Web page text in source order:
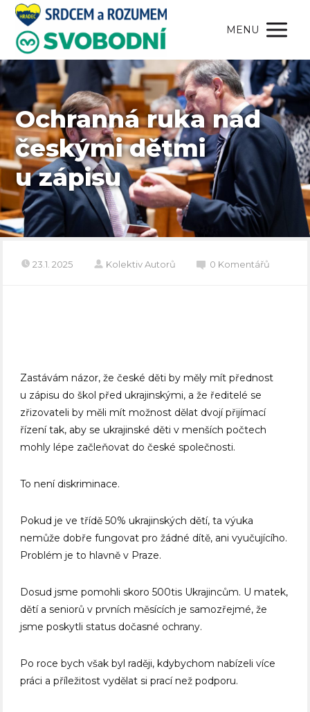
MENU
Ochranná ruka nad
českými dětmi
u zápisu
23.1. 2025 Kolektiv Autorů 0 Komentářů
Zastávám názor, že české děti by měly mít přednost
u zápisu do škol před ukrajinskými, a že ředitelé se
zřizovateli by měli mít možnost dělat dvojí přijímací
řízení tak, aby se ukrajinské děti v menších počtech
mohly lépe začleňovat do české společnosti.
To není diskriminace.
Pokud je ve třídě 50% ukrajinských dětí, ta výuka
nemůže dobře fungovat pro žádné dítě, ani vyučujícího.
Problém je to hlavně v Praze.
Dosud jsme pomohli skoro 500tis Ukrajincům. U matek,
dětí a seniorů v prvních měsících je samozřejmé, že
jsme poskytli status dočasné ochrany.
Po roce bych však byl raději, kdybychom nabízeli více
práci a příležitost vydělat si prací než podporu.